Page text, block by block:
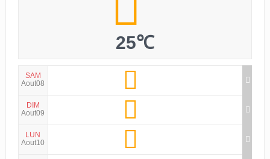
25℃
SAM
Aout08
DIM
Aout09
LUN
Aout10